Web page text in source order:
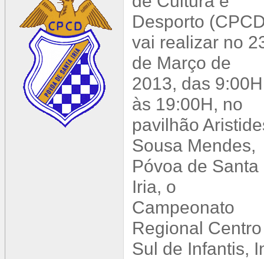
Desporto
vai realizar no
de Março de
2013, das 9:00H
às 19:00H, no
pavilhão
Sousa Mendes,
Póvoa de Santa
Iria, o
Campeonato
Regional Centro
Sul de Infantis,